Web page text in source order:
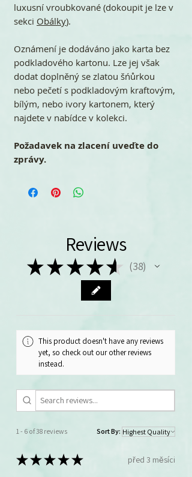
luxusní vroubkované (dokoupit je lze v
sekci Obálky).
Oznámení je dodáváno jako karta bez
podkladového kartonu. Lze jej však
dodat doplněný se zlatou šńůrkou
nebo pečetí s podkladovým kraftovým,
bílým, nebo ivory kartonem, který
najdete v nabídce v kolekci.
Požadavek na zlacení uveďte do
zprávy.
Reviews
★ ★★★★ 38
38
This product doesn't have any reviews
yet, so check out our other reviews
instead.
1 - 6 of 38 reviews Sort By:
★★★★★ před 3 měsíci